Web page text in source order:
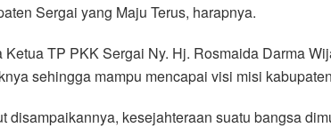
Sergai yang Maju Terus, harapnya.
Ketua TP PKK Sergai Ny. Hj. Rosmaida Darma
sehingga mampu mencapai visi misi
disampaikannya, kesejahteraan suatu bangsa